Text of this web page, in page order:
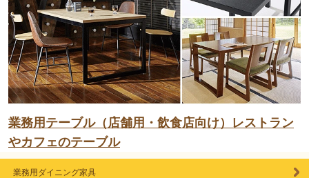
業務用テーブル（店舗用・飲食店向け）レストラン
やカフェのテーブル
業務用ダイニング家具